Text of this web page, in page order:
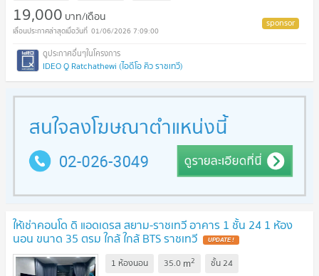
19,000 บาท/เดือน
01/06/2026 7:09:00
IDEO Q Ratchathewi (ไอดีโอ คิว ราชเทวี)
ให้เช่าคอนโด ดิ แอดเดรส สยาม-ราชเทวี อาคาร 1 ชั้น 24 1 ห้อง
นอน ขนาด 35 ตรม ใกล้ ใกล้ BTS ราชเทวี UPDATE !
1 ห้องนอน 35.0 m2 ชั้น24